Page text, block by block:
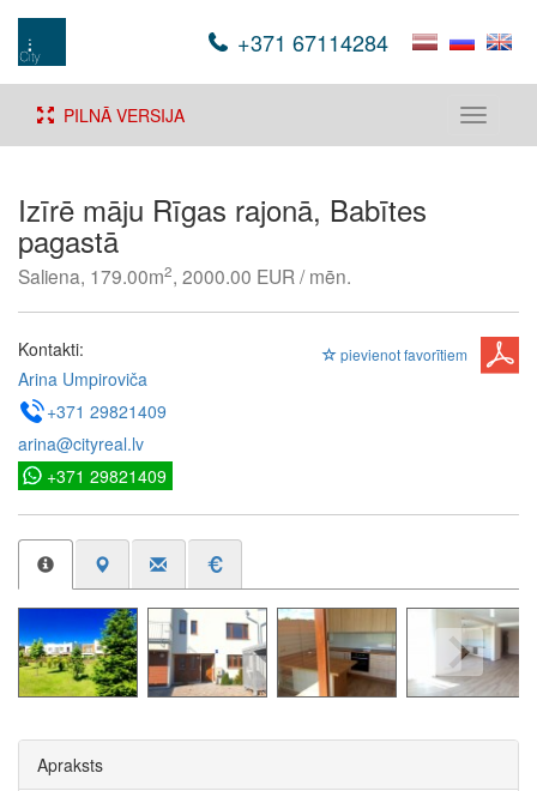
+371 67114284
Toggle
PILNĀ VERSIJA
Izīrē māju Rīgas rajonā, Babītes
pagastā
Saliena, 179.00m2, 2000.00 EUR / mēn.
pievienot favorītiem
Kontakti:
Arina Umpiroviča
+371 29821409
arina@cityreal.lv
+371 29821409
Apraksts